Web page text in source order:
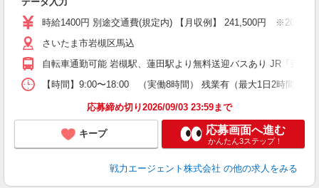
時給1400円 別途交通費(規定内) 【月収例】 241,500円 ※20日勤
さいたま市岩槻区馬込
自転車通勤可能 岩槻駅、蓮田駅より無料送迎バスあり JR「蓮田
【時間】9:00〜18:00 （実働8時間） 残業有（最大1日2時間）
応募締め切り2026/09/03 23:59まで
キープ 応募画面へ進む
かんたん3ステップ！
戦力エージェント株式会社 の他の求人をみる